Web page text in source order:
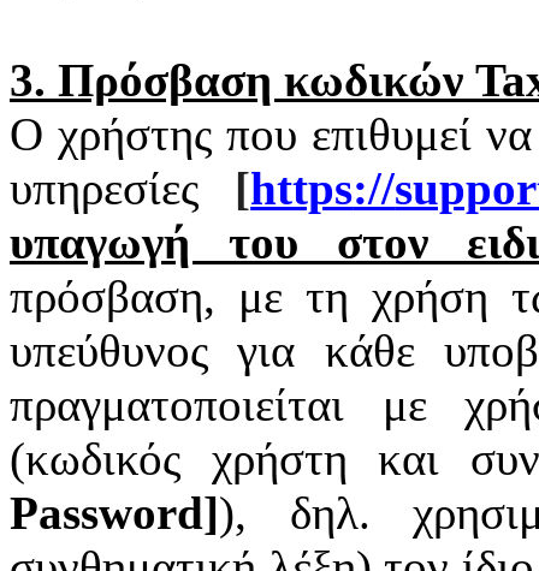
3. Πρόσβαση κωδικών
Ο χρήστης που επιθυμεί να
υπηρεσίες [https://
υπαγωγή του στον
πρόσβαση, με τη χρήση
υπεύθυνος για κάθε
πραγματοποιείται με
(κωδικός χρήστη και
Password]), δηλ.